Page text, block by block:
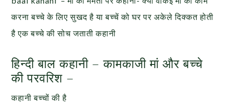
करना बच्चे के लिए सुखद है या बच्चें को घर पर अकेले दिक्कत होती
है एक बच्चे की सोच जताती कहानी
हिन्दी बाल कहानी – कामकाजी मां और बच्चे
की परवरिश –
कहानी बच्चों की है